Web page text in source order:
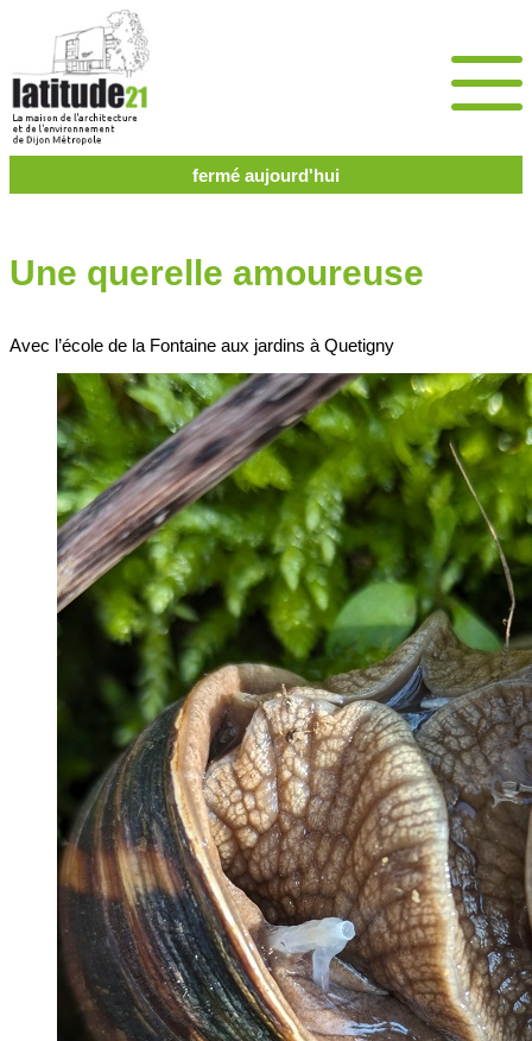
fermé aujourd'hui
Une querelle amoureuse
Avec l’école de la Fontaine aux jardins à Quetigny